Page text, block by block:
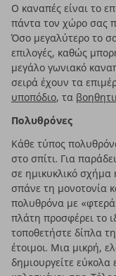
Ο καναπές είναι το
πάντα τον χώρο σας
Όσο μεγαλύτερο το
επιλογές, καθώς
μεγάλο γωνιακό
σειρά έχουν τα
υποπόδιο, τα
Πολυθρόνες
Κάθε τύπος
στο σπίτι. Για
σε ημικυκλικό
σπάνε τη μονοτονία
πολυθρόνα με
πλάτη προσφέρει το
τοποθετήστε δίπλα
έτοιμοι. Μια μικρή,
δημιουργείτε εύκολα